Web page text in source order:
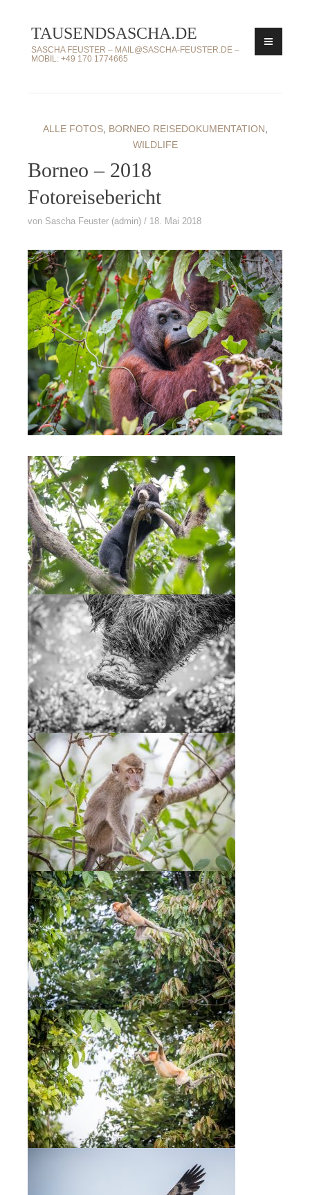
Inhalt
springen
TAUSENDSASCHA.DE
SASCHA FEUSTER – MAIL@SASCHA-FEUSTER.DE –
MOBIL: +49 170 1774665
ALLE FOTOS, BORNEO REISEDOKUMENTATION
WILDLIFE
Borneo – 2018
Fotoreisebericht
von Sascha Feuster (admin) 18. Mai 2018